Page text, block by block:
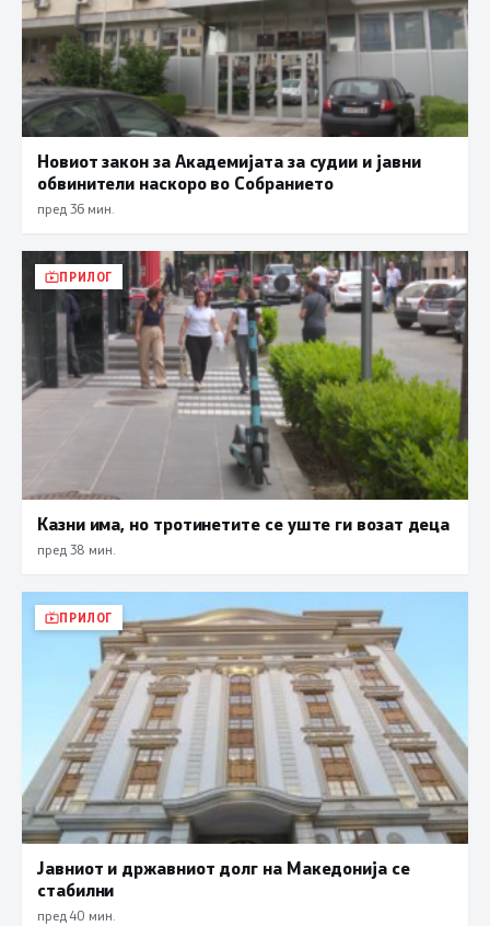
Новиот закон за Академијата за судии и јавни
обвинители наскоро во Собранието
пред 36 мин.
ПРИЛОГ
Казни има, но тротинетите се уште ги возат деца
пред 38 мин.
ПРИЛОГ
Јавниот и државниот долг на Македонија се
стабилни
пред 40 мин.